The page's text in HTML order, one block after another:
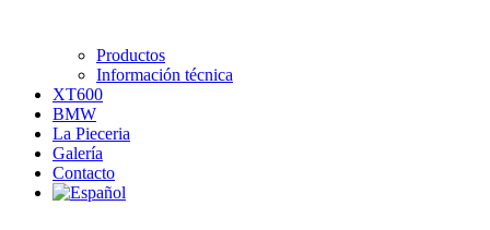
Productos
Información técnica
XT600
BMW
La Pieceria
Galería
Contacto